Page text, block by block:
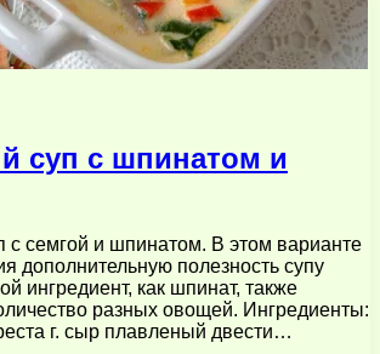
суп с шпинатом и
семгой и шпинатом. В этом варианте
дополнительную полезность супу
ингредиент, как шпинат, также
разных овощей. Ингредиенты:
г. сыр плавленый двести…